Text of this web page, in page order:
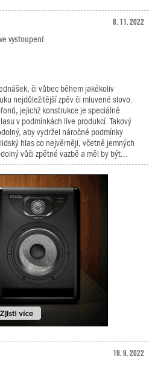
8. 11. 2022
vystoupení.
či vůbec během jakékoliv
nejdůležitější zpěv či mluvené slovo.
jejichž konstrukce je speciálně
v podmínkách live produkcí. Takový
aby vydržel náročné podmínky
hlas co nejvěrněji, včetně jemných
vůči zpětné vazbě a měl by být...
19. 9. 2022